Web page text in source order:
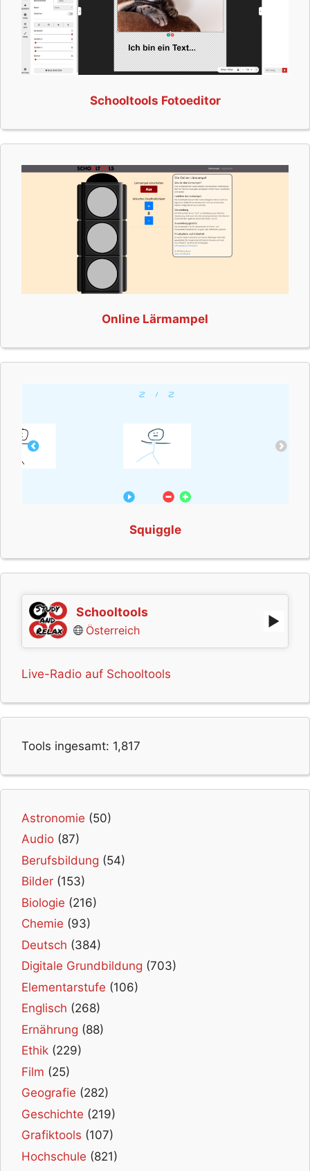
Schooltools Fotoeditor
Online Lärmampel
Squiggle
Schooltools
Österreich
Live-Radio auf Schooltools
Tools ingesamt: 1,817
Astronomie (50)
Audio (87)
Berufsbildung (54)
Bilder (153)
Biologie (216)
Chemie (93)
Deutsch (384)
Digitale Grundbildung (703)
Elementarstufe (106)
Englisch (268)
Ernährung (88)
Ethik (229)
Film (25)
Geografie (282)
Geschichte (219)
Grafiktools (107)
Hochschule (821)